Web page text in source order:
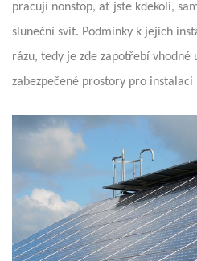
pracují nonstop, ať jste kdekoli,
sluneční svit. Podmínky k jejich
rázu, tedy je zde zapotřebí
zabezpečené prostory pro instalaci